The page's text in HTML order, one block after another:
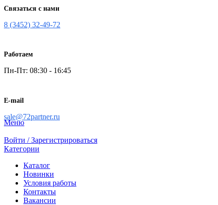
Связаться с нами
8 (3452) 32-49-72
Работаем
Пн-Пт: 08:30 - 16:45
E-mail
sale@72partner.ru
Меню
Войти / Зарегистрироваться
Категории
Каталог
Новинки
Условия работы
Контакты
Вакансии